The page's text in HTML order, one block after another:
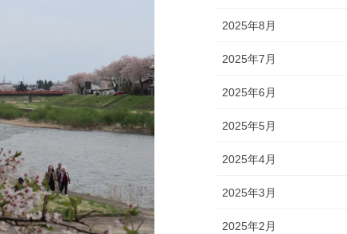
2025年8月
2025年7月
2025年6月
2025年5月
2025年4月
2025年3月
2025年2月